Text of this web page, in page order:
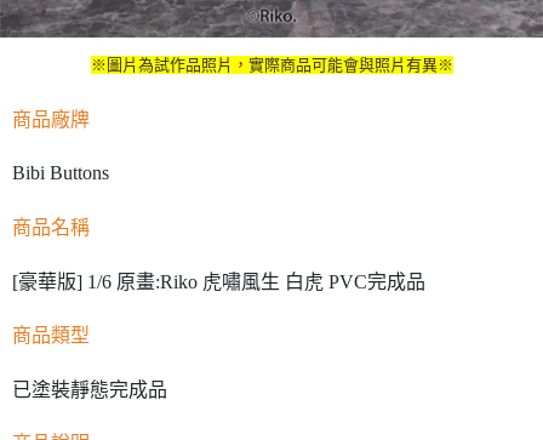
※圖片為試作品照片，實際商品可能會與照片有異※
商品廠牌
Bibi Buttons
商品名稱
[豪華版] 1/6 原畫:Riko 虎嘯風生 白虎 PVC完成品
商品類型
已塗裝靜態完成品